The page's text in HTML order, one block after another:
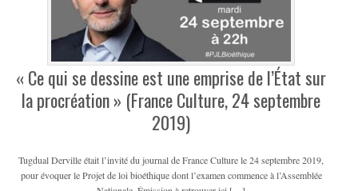
« Ce qui se dessine est une emprise de l’État sur
la procréation » (France Culture, 24 septembre
2019)
Tugdual Derville était l’invité du journal de France Culture le 24 septembre 2019,
pour évoquer le Projet de loi bioéthique dont l’examen commence à l’Assemblée